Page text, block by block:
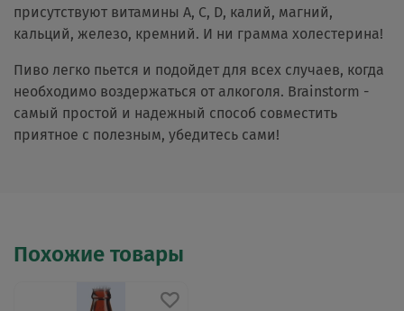
присутствуют витамины А, С, D, калий, магний,
кальций, железо, кремний. И ни грамма холестерина!
Пиво легко пьется и подойдет для всех случаев, когда
необходимо воздержаться от алкоголя. Brainstorm -
самый простой и надежный способ совместить
приятное с полезным, убедитесь сами!
Похожие товары